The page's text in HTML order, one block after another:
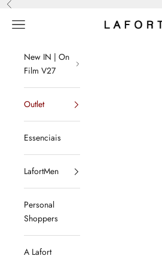
Pular para o conteúdo
Anterior
LAFORT
Menu
New IN | On
Film V27
Outlet
Essenciais
LafortMen
Personal
Shoppers
A Lafort